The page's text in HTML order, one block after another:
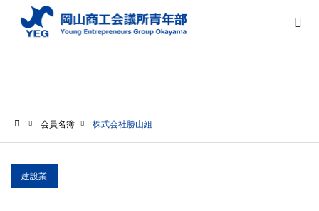
会員名簿 株式会社勝山組
建設業